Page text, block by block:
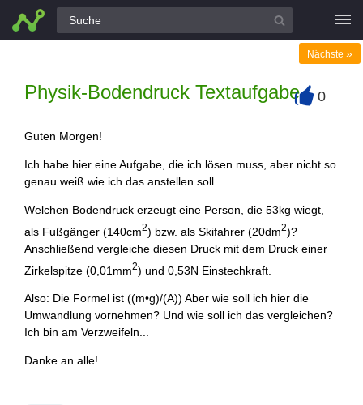
Alle Fragen
Physik-Bodendruck Textaufgabe
Nächste »
0
Guten Morgen!
Ich habe hier eine Aufgabe, die ich lösen muss, aber nicht so
genau weiß wie ich das anstellen soll.
Welchen Bodendruck erzeugt eine Person, die 53kg wiegt,
als Fußgänger (140cm2) bzw. als Skifahrer (20dm2)?
Anschließend vergleiche diesen Druck mit dem Druck einer
Zirkelspitze (0,01mm2) und 0,53N Einstechkraft.
Also: Die Formel ist ((m•g)/(A)) Aber wie soll ich hier die
Umwandlung vornehmen? Und wie soll ich das vergleichen?
Ich bin am Verzweifeln...
Danke an alle!